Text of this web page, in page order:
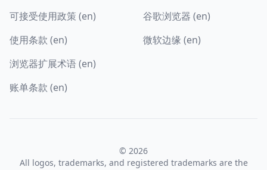
可接受使用政策 (en)
使用条款 (en)
浏览器扩展术语 (en)
账单条款 (en)
谷歌浏览器 (en)
微软边缘 (en)
© 2026
All logos, trademarks, and registered trademarks are the